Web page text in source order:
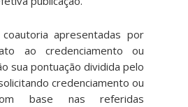
apresentadas por
ao credenciamento ou
sua pontuação dividida pelo
credenciamento ou
base nas referidas